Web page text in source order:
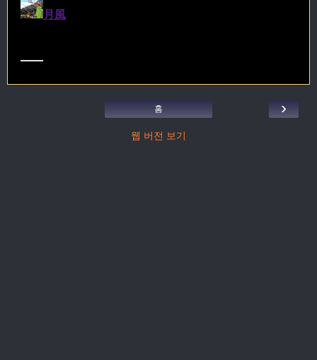
›
홈
웹 버전 보기